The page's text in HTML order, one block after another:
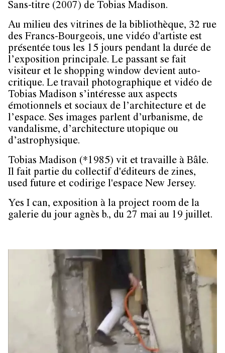
Sans-titre (2007) de Tobias Madison.
Au milieu des vitrines de la bibliothèque, 32 rue
des Francs-Bourgeois, une vidéo d'artiste est
présentée tous les 15 jours pendant la durée de
l’exposition principale. Le passant se fait
visiteur et le shopping window devient auto-
critique. Le travail photographique et vidéo de
Tobias Madison s’intéresse aux aspects
émotionnels et sociaux de l’architecture et de
l’espace. Ses images parlent d’urbanisme, de
vandalisme, d’architecture utopique ou
d’astrophysique.
Tobias Madison (*1985) vit et travaille à Bâle.
Il fait partie du collectif d'éditeurs de zines,
used future et codirige l'espace New Jersey.
Yes I can, exposition à la project room de la
galerie du jour agnès b., du 27 mai au 19 juillet.